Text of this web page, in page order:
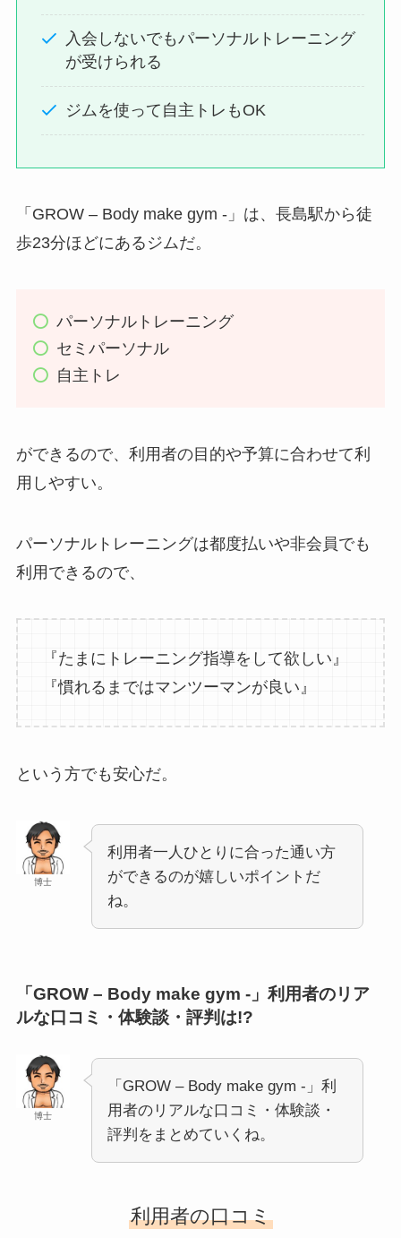
入会しないでもパーソナルトレーニング
が受けられる
ジムを使って自主トレもOK
「GROW – Body make gym -」は、長島駅から徒
歩23分ほどにあるジムだ。
パーソナルトレーニング
セミパーソナル
自主トレ
ができるので、利用者の目的や予算に合わせて利
用しやすい。
パーソナルトレーニングは都度払いや非会員でも
利用できるので、
『たまにトレーニング指導をして欲しい』
『慣れるまではマンツーマンが良い』
という方でも安心だ。
博士
利用者一人ひとりに合った通い方
ができるのが嬉しいポイントだ
ね。
「GROW – Body make gym -」利用者のリア
ルな口コミ・体験談・評判は!?
博士
「GROW – Body make gym -」利
用者のリアルな口コミ・体験談・
評判をまとめていくね。
利用者の口コミ